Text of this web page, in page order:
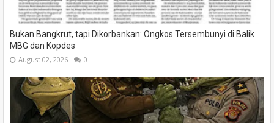
Bukan Bangkrut, tapi Dikorbankan: Ongkos Tersembunyi di Balik
MBG dan Kopdes
August 02, 2026 0